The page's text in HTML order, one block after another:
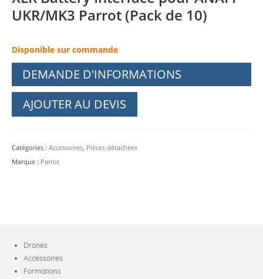
UKR/MK3 Parrot (Pack de 10)
Disponible sur commande
DEMANDE D'INFORMATIONS
AJOUTER AU DEVIS
Catégories : Accessoires, Pièces détachées
Marque : Parrot
Drones
Accessoires
Formations